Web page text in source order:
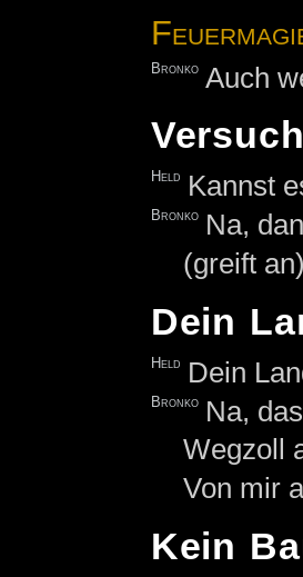
Bronko Auch
Held Kannst
Bronko Na,
(greift an)
Dein
Held Dein
Bronko Na,
Wegzoll
Von mir
Kein